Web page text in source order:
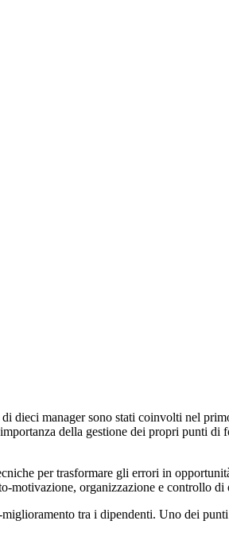
dieci manager sono stati coinvolti nel
della gestione dei propri punti di
per trasformare gli errori in
motivazione, organizzazione e controllo di
tra i dipendenti. Uno dei